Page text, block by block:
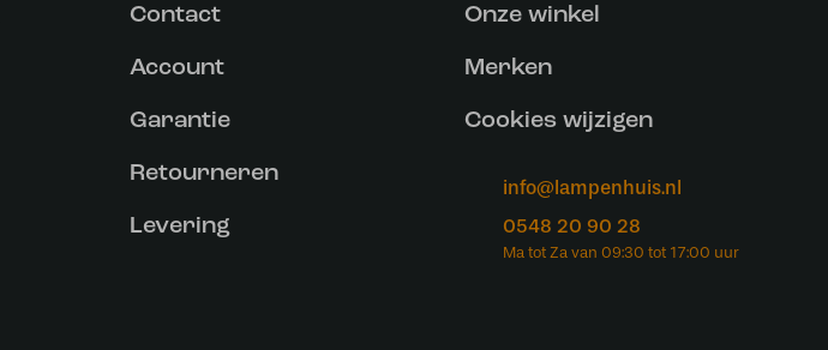
Contact
Account
Garantie
Retourneren
Levering
Onze winkel
Merken
Cookies wijzigen
info@lampenhuis.nl
0548 20 90 28